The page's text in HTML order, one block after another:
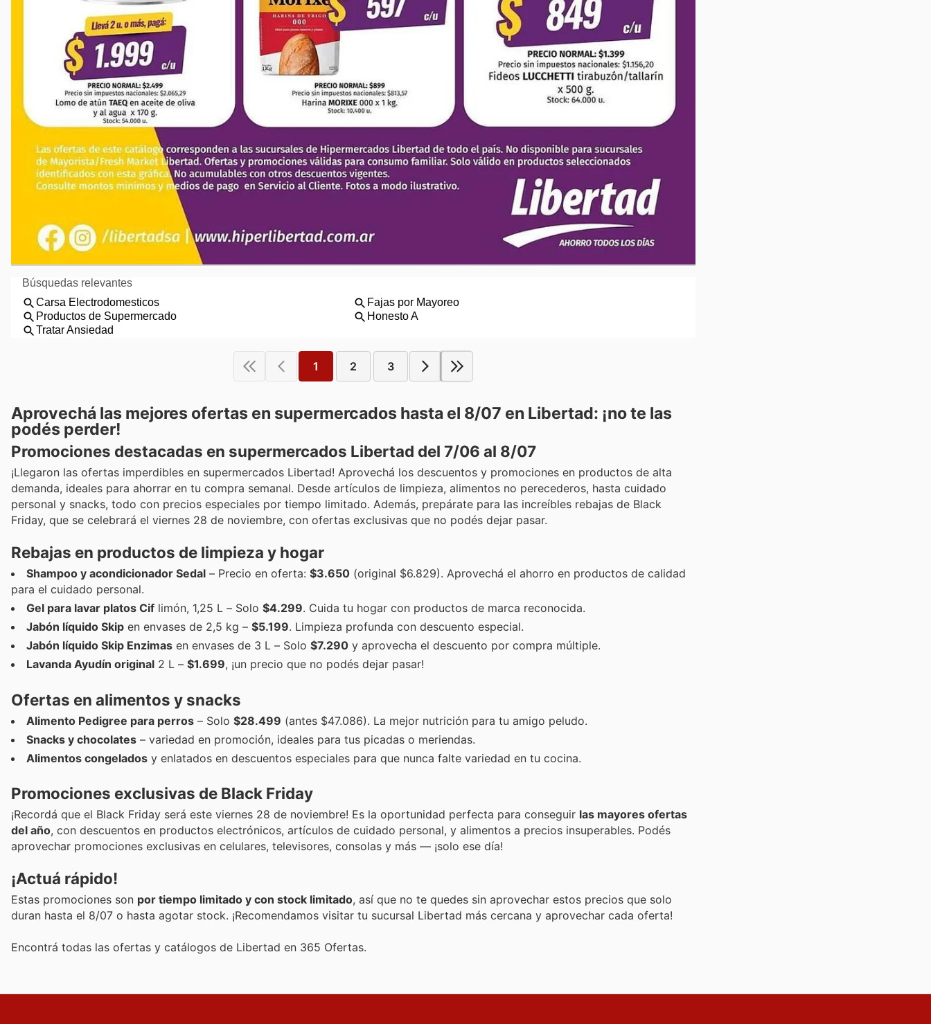
1 2 3
Aprovechá las mejores ofertas en supermercados hasta el 8/07 en Libertad: ¡no te las
podés perder!
Promociones destacadas en supermercados Libertad del 7/06 al 8/07
¡Llegaron las ofertas imperdibles en supermercados Libertad! Aprovechá los descuentos y promociones en productos de alta
demanda, ideales para ahorrar en tu compra semanal. Desde artículos de limpieza, alimentos no perecederos, hasta cuidado
personal y snacks, todo con precios especiales por tiempo limitado. Además, prepárate para las increíbles rebajas de Black
Friday, que se celebrará el viernes 28 de noviembre, con ofertas exclusivas que no podés dejar pasar.
Rebajas en productos de limpieza y hogar
Shampoo y acondicionador Sedal – Precio en oferta: $3.650 (original $6.829). Aprovechá el ahorro en productos de calidad
para el cuidado personal.
Gel para lavar platos Cif limón, 1,25 L – Solo $4.299. Cuida tu hogar con productos de marca reconocida.
Jabón líquido Skip en envases de 2,5 kg – $5.199. Limpieza profunda con descuento especial.
Jabón líquido Skip Enzimas en envases de 3 L – Solo $7.290 y aprovecha el descuento por compra múltiple.
Lavanda Ayudín original 2 L – $1.699, ¡un precio que no podés dejar pasar!
Ofertas en alimentos y snacks
Alimento Pedigree para perros – Solo $28.499 (antes $47.086). La mejor nutrición para tu amigo peludo.
Snacks y chocolates – variedad en promoción, ideales para tus picadas o meriendas.
Alimentos congelados y enlatados en descuentos especiales para que nunca falte variedad en tu cocina.
Promociones exclusivas de Black Friday
¡Recordá que el Black Friday será este viernes 28 de noviembre! Es la oportunidad perfecta para conseguir las mayores ofertas
del año, con descuentos en productos electrónicos, artículos de cuidado personal, y alimentos a precios insuperables. Podés
aprovechar promociones exclusivas en celulares, televisores, consolas y más — ¡solo ese día!
¡Actuá rápido!
Estas promociones son por tiempo limitado y con stock limitado, así que no te quedes sin aprovechar estos precios que solo
duran hasta el 8/07 o hasta agotar stock. ¡Recomendamos visitar tu sucursal Libertad más cercana y aprovechar cada oferta!
Encontrá todas las ofertas y catálogos de Libertad en 365 Ofertas.